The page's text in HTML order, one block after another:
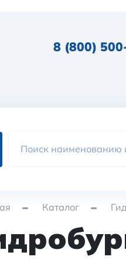
8 (800)
Каталог